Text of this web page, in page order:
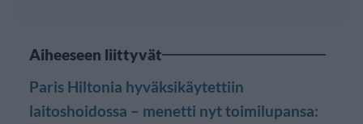
Aiheeseen liittyvät
Paris Hiltonia hyväksikäytettiin
laitoshoidossa – menetti nyt toimilupansa: